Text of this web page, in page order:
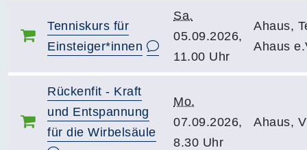
Tenniskurs für
Einsteiger*innen
Sa.
05.09.2026,
11.00 Uhr
Ahaus,
Ahaus
Rückenfit - Kraft
und Entspannung
für die Wirbelsäule
Mo.
07.09.2026,
8.30 Uhr
Ahaus,